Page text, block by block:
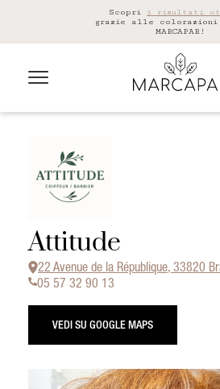
Scopri i risultati
grazie alle
MARCAPAR!
Attitude
22 Avenue de la République, 33820
05 57 32 90 13
VEDI SU GOOGLE MAPS